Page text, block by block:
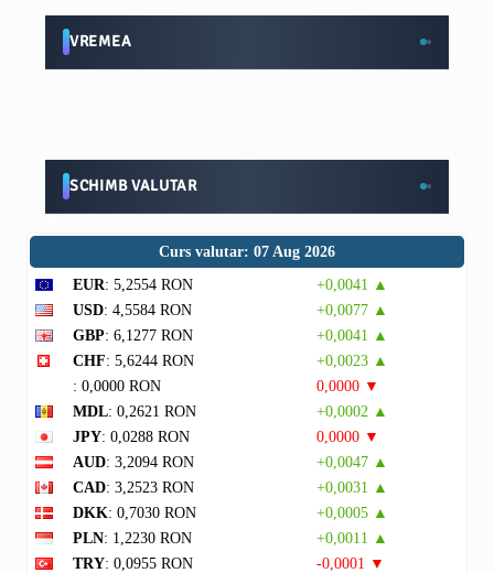
VREMEA
SCHIMB VALUTAR
Curs valutar: 07 Aug 2026
EUR: 5,2554 RON
+0,0041 ▲
USD: 4,5584 RON
+0,0077 ▲
GBP: 6,1277 RON
+0,0041 ▲
CHF: 5,6244 RON
+0,0023 ▲
: 0,0000 RON
0,0000 ▼
MDL: 0,2621 RON
+0,0002 ▲
JPY: 0,0288 RON
0,0000 ▼
AUD: 3,2094 RON
+0,0047 ▲
CAD: 3,2523 RON
+0,0031 ▲
DKK: 0,7030 RON
+0,0005 ▲
PLN: 1,2230 RON
+0,0011 ▲
TRY: 0,0955 RON
-0,0001 ▼